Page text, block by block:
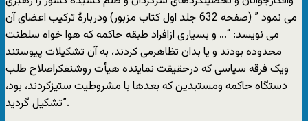
می نمود ” (صفحه 632 جلد اول کتاب مزبور) ودربارۀ ترکیب اعضای آن
می نویسد: “… و بسیاری ازافراد طبقه حاکمه که هوا خواه سلطنت
محدوده بودند و یا بدان تظاهرمی کردند، به آن تشکیلات پیوستند
ویک فرقه سیاسی که درحقیقت نماینده هیأت روشنفکراصلاح طلب
دستگاه حاکمه ومستبدین که بعدها با مشروطیت ستیزکردند، بود،
تشکیل گردید”.